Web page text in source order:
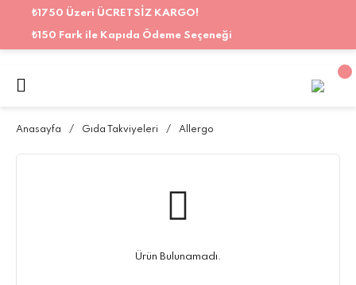
₺1750 Üzeri ÜCRETSİZ KARGO!
₺150 Fark ile Kapıda Ödeme Seçeneği
Anasayfa Gıda Takviyeleri Allergo
Ürün Bulunamadı.